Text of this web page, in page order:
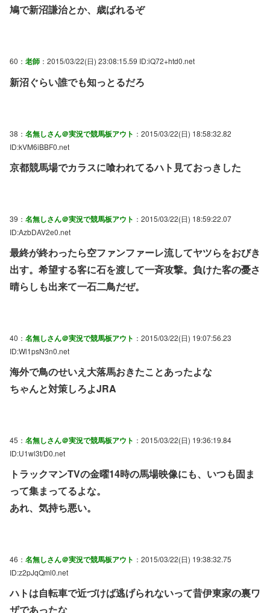
鳩で新沼謙治とか、歳ばれるぞ
60： 老師 ：2015/03/22(日) 23:08:15.59 ID:iQ72+htd0.net
新沼ぐらい誰でも知っとるだろ
38： 名無しさん＠実況で競馬板アウト ：2015/03/22(日) 18:58:32.82
ID:kVM6iBBF0.net
京都競馬場でカラスに喰われてるハト見ておっきした
39： 名無しさん＠実況で競馬板アウト ：2015/03/22(日) 18:59:22.07
ID:AzbDAV2e0.net
最終が終わったら空ファンファーレ流してヤツらをおびき
出す。希望する客に石を渡して一斉攻撃。負けた客の憂さ
晴らしも出来て一石二鳥だぜ。
40： 名無しさん＠実況で競馬板アウト ：2015/03/22(日) 19:07:56.23
ID:Wl1psN3n0.net
海外で鳥のせいえ大落馬おきたことあったよな
ちゃんと対策しろよJRA
45： 名無しさん＠実況で競馬板アウト ：2015/03/22(日) 19:36:19.84
ID:U1wl3t/D0.net
トラックマンTVの金曜14時の馬場映像にも、いつも固ま
って集まってるよな。
あれ、気持ち悪い。
46： 名無しさん＠実況で競馬板アウト ：2015/03/22(日) 19:38:32.75
ID:z2pJqQml0.net
ハトは自転車で近づけば逃げられないって昔伊東家の裏ワ
ザであったな